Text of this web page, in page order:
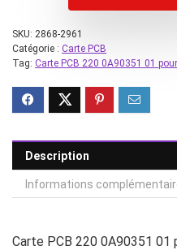
SKU: 2868-2961
Catégorie : Carte PCB
Tag: Carte PCB 220 0A90351 01
Description
Informations
Carte PCB 220 0A90351 01